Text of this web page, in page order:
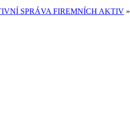
SPRÁVA FIREMNÍCH AKTIV »